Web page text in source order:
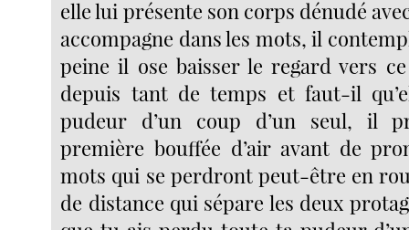
elle lui présente son corps dénudé
accompagne dans les mots, il
peine il ose baisser le regard vers
depuis tant de temps et faut-il
pudeur d’un coup d’un seul, il
première bouffée d’air avant de
mots qui se perdront peut-être en
de distance qui sépare les deux